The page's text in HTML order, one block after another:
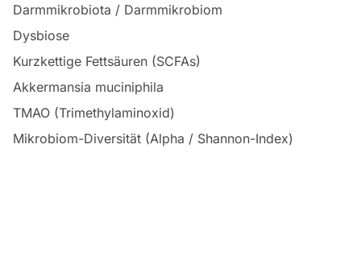
Darmmikrobiota / Darmmikrobiom
Dysbiose
Kurzkettige Fettsäuren (SCFAs)
Akkermansia muciniphila
TMAO (Trimethylaminoxid)
Mikrobiom-Diversität (Alpha / Shannon-Index)